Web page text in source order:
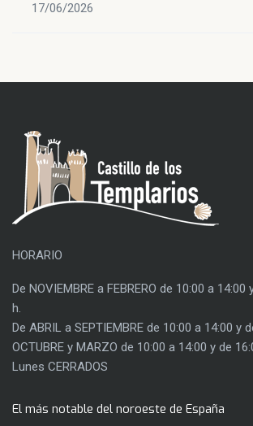
17/06/2026
HORARIO
De NOVIEMBRE a FEBRERO de 10:00 a 14:00
h.
De ABRIL a SEPTIEMBRE de 10:00 a 14:00 y
OCTUBRE y MARZO de 10:00 a 14:00 y de
Lunes CERRADOS
El más notable del noroeste de España